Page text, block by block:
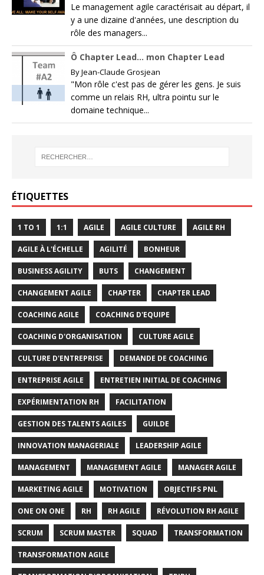
Le management agile caractérisait au départ, il
y a une dizaine d'années, une description du
rôle des managers...
Ô Chapter Lead… mon Chapter Lead
ByJean-Claude Grosjean
"Mon rôle c'est pas de gérer les gens. Je suis
comme un relais RH, ultra pointu sur le
domaine technique...
ÉTIQUETTES
1 TO 1 1:1 AGILE AGILE CULTURE AGILE RH
AGILE À L'ÉCHELLE AGILITÉ BONHEUR
BUSINESS AGILITY BUTS CHANGEMENT
CHANGEMENT AGILE CHAPTER CHAPTER LEAD
COACHING AGILE COACHING D'EQUIPE
COACHING D'ORGANISATION CULTURE AGILE
CULTURE D'ENTREPRISE DEMANDE DE COACHING
ENTREPRISE AGILE ENTRETIEN INITIAL DE COACHING
EXPÉRIMENTATION RH FACILITATION
GESTION DES TALENTS AGILES GUILDE
INNOVATION MANAGERIALE LEADERSHIP AGILE
MANAGEMENT MANAGEMENT AGILE MANAGER AGILE
MARKETING AGILE MOTIVATION OBJECTIFS PNL
ONE ON ONE RH RH AGILE RÉVOLUTION RH AGILE
SCRUM SCRUM MASTER SQUAD TRANSFORMATION
TRANSFORMATION AGILE